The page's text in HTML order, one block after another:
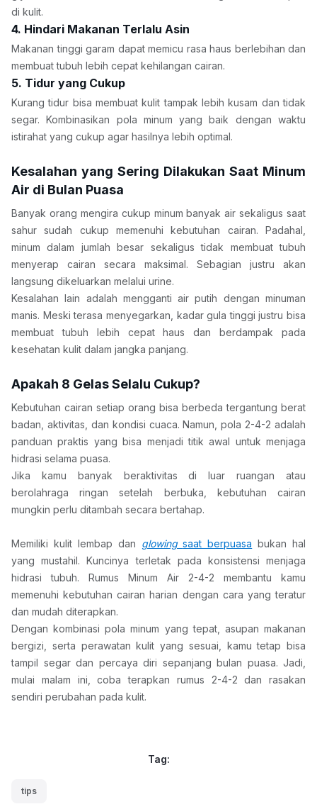
di kulit.
4. Hindari Makanan Terlalu Asin
Makanan tinggi garam dapat memicu rasa haus berlebihan dan
membuat tubuh lebih cepat kehilangan cairan.
5. Tidur yang Cukup
Kurang tidur bisa membuat kulit tampak lebih kusam dan tidak
segar. Kombinasikan pola minum yang baik dengan waktu
istirahat yang cukup agar hasilnya lebih optimal.
Kesalahan yang Sering Dilakukan Saat Minum
Air di Bulan Puasa
Banyak orang mengira cukup minum banyak air sekaligus saat
sahur sudah cukup memenuhi kebutuhan cairan. Padahal,
minum dalam jumlah besar sekaligus tidak membuat tubuh
menyerap cairan secara maksimal. Sebagian justru akan
langsung dikeluarkan melalui urine.
Kesalahan lain adalah mengganti air putih dengan minuman
manis. Meski terasa menyegarkan, kadar gula tinggi justru bisa
membuat tubuh lebih cepat haus dan berdampak pada
kesehatan kulit dalam jangka panjang.
Apakah 8 Gelas Selalu Cukup?
Kebutuhan cairan setiap orang bisa berbeda tergantung berat
badan, aktivitas, dan kondisi cuaca. Namun, pola 2-4-2 adalah
panduan praktis yang bisa menjadi titik awal untuk menjaga
hidrasi selama puasa.
Jika kamu banyak beraktivitas di luar ruangan atau
berolahraga ringan setelah berbuka, kebutuhan cairan
mungkin perlu ditambah secara bertahap.
Memiliki kulit lembap dan glowing saat berpuasa bukan hal
yang mustahil. Kuncinya terletak pada konsistensi menjaga
hidrasi tubuh. Rumus Minum Air 2-4-2 membantu kamu
memenuhi kebutuhan cairan harian dengan cara yang teratur
dan mudah diterapkan.
Dengan kombinasi pola minum yang tepat, asupan makanan
bergizi, serta perawatan kulit yang sesuai, kamu tetap bisa
tampil segar dan percaya diri sepanjang bulan puasa. Jadi,
mulai malam ini, coba terapkan rumus 2-4-2 dan rasakan
sendiri perubahan pada kulit.
Tag:
tips